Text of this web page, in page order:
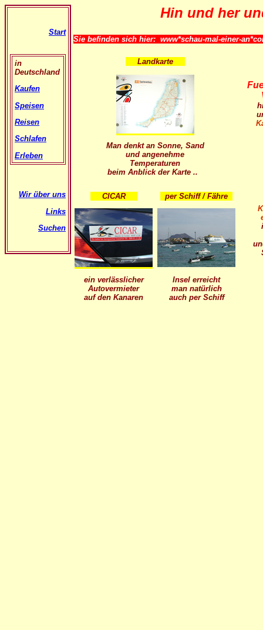
Start
in
Deutschland
Kaufen
Speisen
Reisen
Schlafen
Erleben
Wir über uns
Links
Suchen
Hin und her
Sie befinden sich hier: www*schau-mal-einer-
Landkarte
Man denkt an Sonne, Sand
und angenehme
Temperaturen
beim Anblick der Karte ..
CICAR
ein verlässlicher
Autovermieter
auf den Kanaren
per Schiff / Fähre
Insel erreicht
man natürlich
auch per Schiff